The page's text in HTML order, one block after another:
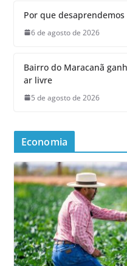
Por que desaprendemos
6 de agosto de 2026
Bairro do Maracanã
ar livre
5 de agosto de 2026
Economia